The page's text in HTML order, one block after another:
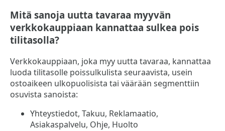
Mitä sanoja uutta tavaraa myyvän
verkkokauppiaan kannattaa sulkea pois
tilitasolla?
Verkkokauppiaan, joka myy uutta tavaraa, kannattaa
luoda tilitasolle poissulkulista seuraavista, usein
ostoaikeen ulkopuolisista tai väärään segmenttiin
osuvista sanoista:
Yhteystiedot, Takuu, Reklamaatio,
Asiakaspalvelu, Ohje, Huolto